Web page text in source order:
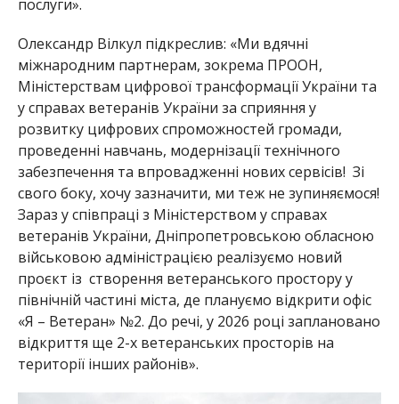
послуги».
Олександр Вілкул підкреслив: «Ми вдячні
міжнародним партнерам, зокрема ПРООН,
Міністерствам цифрової трансформації України та
у справах ветеранів України за сприяння у
розвитку цифрових спроможностей громади,
проведенні навчань, модернізації технічного
забезпечення та впровадженні нових сервісів! Зі
свого боку, хочу зазначити, ми теж не зупиняємося!
Зараз у співпраці з Міністерством у справах
ветеранів України, Дніпропетровською обласною
військовою адміністрацією реалізуємо новий
проєкт із створення ветеранського простору у
північній частині міста, де плануємо відкрити офіс
«Я – Ветеран» №2. До речі, у 2026 році заплановано
відкриття ще 2-х ветеранських просторів на
території інших районів».